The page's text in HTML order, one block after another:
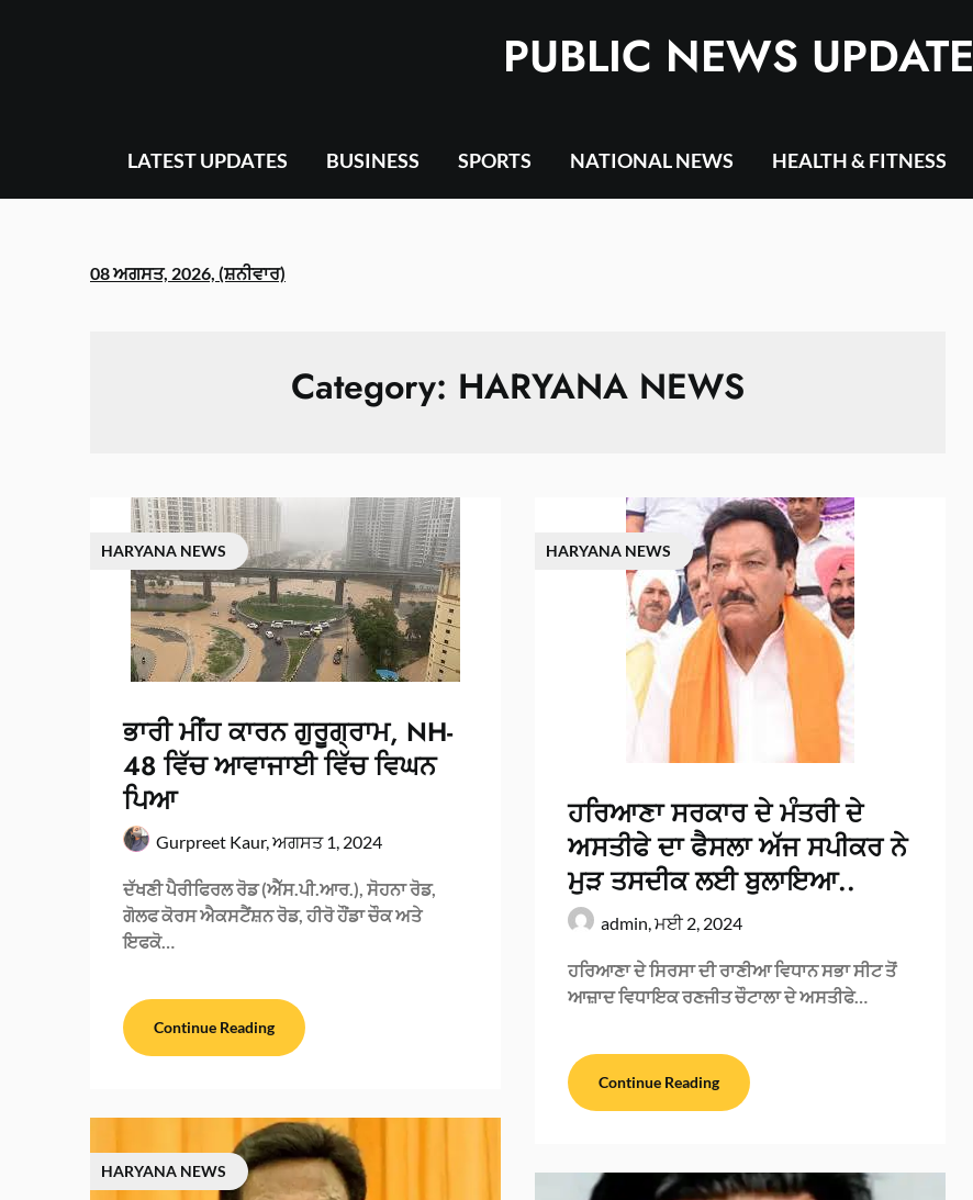
PUBLIC NEWS UPDATE
LATEST UPDATES BUSINESS SPORTS NATIONAL NEWS HEALTH & FITNESS
08 ਅਗਸਤ, 2026, (ਸ਼ਨੀਵਾਰ)
Category: HARYANA NEWS
HARYANA NEWS
ਭਾਰੀ ਮੀਂਹ ਕਾਰਨ ਗੁਰੂਗ੍ਰਾਮ, NH-
48 ਵਿੱਚ ਆਵਾਜਾਈ ਵਿੱਚ ਵਿਘਨ
ਪਿਆ
Gurpreet Kaur,ਅਗਸਤ 1, 2024
ਦੱਖਣੀ ਪੈਰੀਫਿਰਲ ਰੋਡ (ਐੱਸ.ਪੀ.ਆਰ.), ਸੋਹਨਾ ਰੋਡ,
ਗੋਲਫ ਕੋਰਸ ਐਕਸਟੈਂਸ਼ਨ ਰੋਡ, ਹੀਰੋ ਹੌਂਡਾ ਚੌਕ ਅਤੇ
ਇਫਕੋ…
Continue Reading
HARYANA NEWS
HARYANA NEWS
ਹਰਿਆਣਾ ਸਰਕਾਰ ਦੇ ਮੰਤਰੀ ਦੇ
ਅਸਤੀਫੇ ਦਾ ਫੈਸਲਾ ਅੱਜ ਸਪੀਕਰ ਨੇ
ਮੁੜ ਤਸਦੀਕ ਲਈ ਬੁਲਾਇਆ..
admin,ਮਈ 2, 2024
ਹਰਿਆਣਾ ਦੇ ਸਿਰਸਾ ਦੀ ਰਾਣੀਆ ਵਿਧਾਨ ਸਭਾ ਸੀਟ ਤੋਂ
ਆਜ਼ਾਦ ਵਿਧਾਇਕ ਰਣਜੀਤ ਚੌਟਾਲਾ ਦੇ ਅਸਤੀਫੇ…
Continue Reading